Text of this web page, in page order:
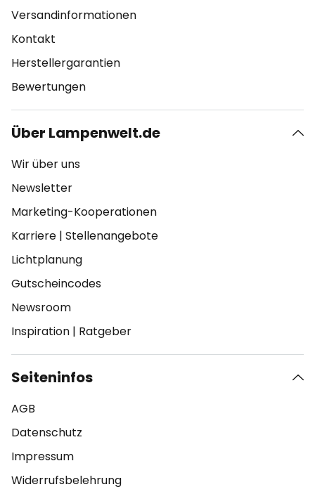
Versandinformationen
Kontakt
Herstellergarantien
Bewertungen
Über Lampenwelt.de
Wir über uns
Newsletter
Marketing-Kooperationen
Karriere | Stellenangebote
Lichtplanung
Gutscheincodes
Newsroom
Inspiration | Ratgeber
Seiteninfos
AGB
Datenschutz
Impressum
Widerrufsbelehrung